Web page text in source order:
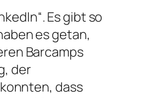
Es gibt so
es getan,
Barcamps
der
dass